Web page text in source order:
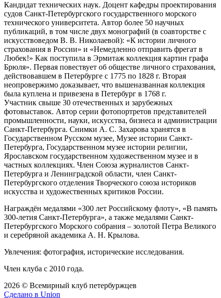
Кандидат технических наук. Доцент кафедры проектирования
судов Санкт-Петербургского государственного морского
технического университета. Автор более 50 научных
публикаций, в том числе двух монографий (в соавторстве с
искусствоведом В. В. Николаевой): «К истории личного
страхования в России» и «Немедленно отправить фрегат в
Любек!» Как поступила в Эрмитаж коллекция картин графа
Брюля». Первая повествует об обществе личного страхования,
действовавшем в Петербурге с 1775 по 1828 г. Вторая
неопровержимо доказывает, что вышеназванная коллекция
была куплена и привезена в Петербург в 1768 г.
Участник свыше 30 отечественных и зарубежных
фотовыставок. Автор серии фотопортретов представителей
промышленности, науки, искусства, бизнеса и администрации
Санкт-Петербурга. Снимки А. С. Захарова хранятся в
Государственном Русском музее, Музее истории Санкт-
Петербурга, Государственном музее истории религии,
Ярославском государственном художественном музее и в
частных коллекциях. Член Союза журналистов Санкт-
Петербурга и Ленинградской области, член Санкт-
Петербургского отделения Творческого союза историков
искусства и художественных критиков России.
Награждён медалями «300 лет Российскому флоту», «В память
300-летия Санкт-Петербурга», а также медалями Санкт-
Петербургского Морского собрания – золотой Петра Великого
и серебряной академика А. Н. Крылова.
Увлечения: фотография, исторические исследования.
Член клуба с 2010 года.
2026 © Всемирный клуб петербуржцев
Сделано в Union